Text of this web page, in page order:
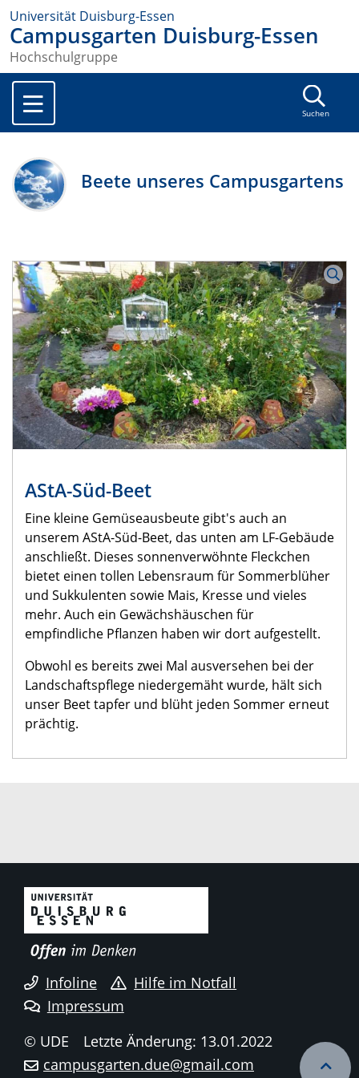
Universität Duisburg-Essen
Campusgarten Duisburg-Essen
Hochschulgruppe
Suchen
Beete unseres Campusgartens
AStA-Süd-Beet
Eine kleine Gemüseausbeute gibt's auch an
unserem AStA-Süd-Beet, das unten am LF-Gebäude
anschließt. Dieses sonnenverwöhnte Fleckchen
bietet einen tollen Lebensraum für Sommerblüher
und Sukkulenten sowie Mais, Kresse und vieles
mehr. Auch ein Gewächshäuschen für
empfindliche Pflanzen haben wir dort aufgestellt.
Obwohl es bereits zwei Mal ausversehen bei der
Landschaftspflege niedergemäht wurde, hält sich
unser Beet tapfer und blüht jeden Sommer erneut
prächtig.
Infoline
Hilfe im Notfall
Impressum
© UDE
Letzte Änderung: 13.01.2022
campusgarten.due@gmail.com